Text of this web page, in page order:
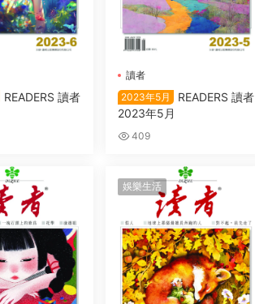
READERS 讀者
讀者
2023年5月
READERS 讀者
2023年5月
409
娛樂生活